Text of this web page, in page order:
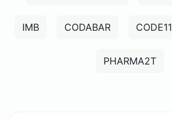
IMB CODABAR CODE11
PHARMA2T